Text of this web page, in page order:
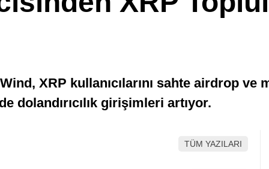
XRP kullanıcılarını sahte airdrop ve
dolandırıcılık girişimleri artıyor.
TÜM YAZILARI